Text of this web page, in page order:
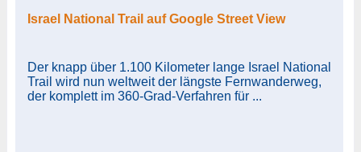
Israel National Trail auf Google Street View
Der knapp über 1.100 Kilometer lange Israel National
Trail wird nun weltweit der längste Fernwanderweg,
der komplett im 360-Grad-Verfahren für ...